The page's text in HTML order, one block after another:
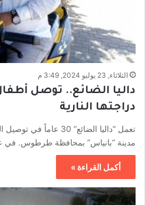
الثلاثاء, 23 يوليو 2024, 3:49 م
داليا الضائع.. توصل
دراجتها النارية
تعمل “داليا الضائع” 30
مدينة “بانياس” بمحافظة طرطوس.
أكمل القراءة »